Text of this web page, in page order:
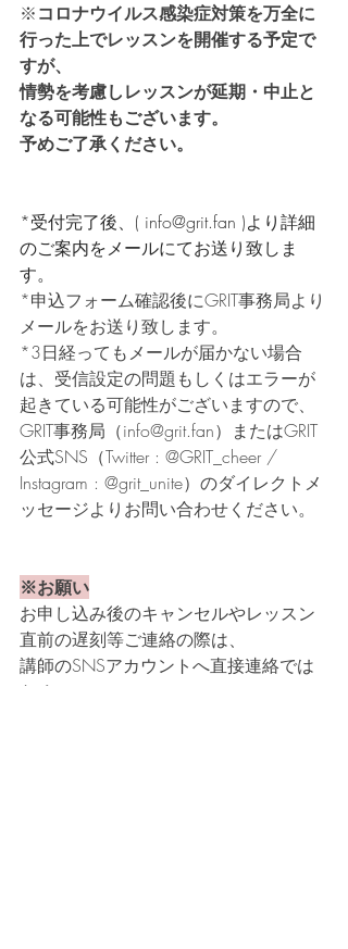
※コロナウイルス感染症対策を万全に
行った上でレッスンを開催する予定で
すが、
情勢を考慮しレッスンが延期・中止と
なる可能性もございます。
予めご了承ください。
*受付完了後、( info@grit.fan )より詳細
のご案内をメールにてお送り致しま
す。
*申込フォーム確認後にGRIT事務局より
メールをお送り致します。
*3日経ってもメールが届かない場合
は、受信設定の問題もしくはエラーが
起きている可能性がございますので、
GRIT事務局（info@grit.fan）またはGRIT
公式SNS（Twitter : @GRIT_cheer /
Instagram : @grit_unite）のダイレクトメ
ッセージよりお問い合わせください。
※お願い
お申し込み後のキャンセルやレッスン
直前の遅刻等ご連絡の際は、
講師のSNSアカウントへ直接連絡では
なく、